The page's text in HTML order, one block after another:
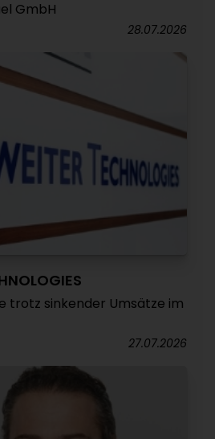
GmbH
28.07.2026
trotz sinkender Umsätze im
27.07.2026